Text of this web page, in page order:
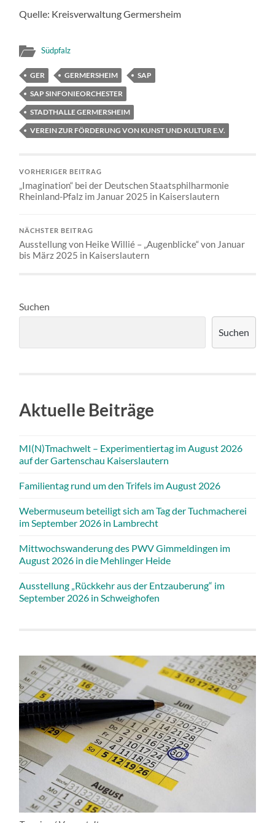
Quelle: Kreisverwaltung Germersheim
Südpfalz
GER GERMERSHEIM
SAP
SAP SINFONIEORCHESTER
STADTHALLE GERMERSHEIM
VEREIN ZUR FÖRDERUNG VON KUNST UND KULTUR E.V.
VORHERIGER BEITRAG
„Imagination“ bei der Deutschen Staatsphilharmonie
Rheinland-Pfalz im Januar 2025 in Kaiserslautern
NÄCHSTER BEITRAG
Ausstellung von Heike Willié – „Augenblicke“ von Januar
bis März 2025 in Kaiserslautern
Suchen
Suchen
Aktuelle Beiträge
MI(N)Tmachwelt – Experimentiertag im August 2026
auf der Gartenschau Kaiserslautern
Familientag rund um den Trifels im August 2026
Webermuseum beteiligt sich am Tag der Tuchmacherei
im September 2026 in Lambrecht
Mittwochswanderung des PWV Gimmeldingen im
August 2026 in die Mehlinger Heide
Ausstellung „Rückkehr aus der Entzauberung“ im
September 2026 in Schweighofen